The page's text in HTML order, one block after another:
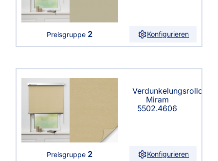
Preisgruppe 2 Konfigurieren
Verdunkelungsrollo
Miram
5502.4606
Preisgruppe 2 Konfigurieren